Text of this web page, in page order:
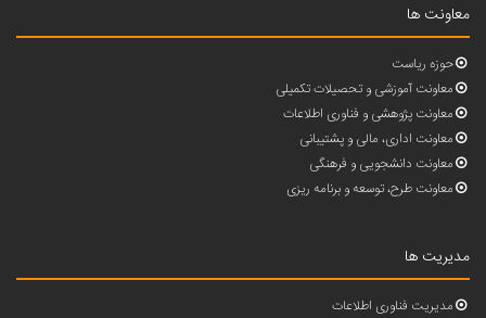
معاونت ها
حوزه ریاست
معاونت آموزشی و تحصیلات تکمیلی
معاونت پژوهشی و فناوری اطلاعات
معاونت اداری، مالی و پشتیبانی
معاونت دانشجویی و فرهنگی
معاونت طرح، توسعه و برنامه ریزی
مدیریت ها
مدیریت فناوری اطلاعات